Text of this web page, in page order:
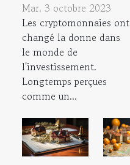
Mar. 3 octobre 2023
Les cryptomonnaies ont
changé la donne dans
le monde de
l'investissement.
Longtemps perçues
comme un...